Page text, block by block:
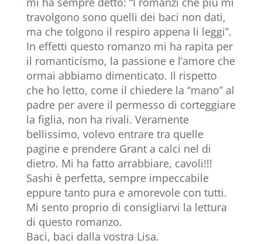
travolgono sono quelli dei baci non dati,
ma che tolgono il respiro appena li leggi”.
In effetti questo romanzo mi ha rapita per
il romanticismo, la passione e l’amore che
ormai abbiamo dimenticato. Il rispetto
che ho letto, come il chiedere la “mano” al
padre per avere il permesso di corteggiare
la figlia, non ha rivali. Veramente
bellissimo, volevo entrare tra quelle
pagine e prendere Grant a calci nel di
dietro. Mi ha fatto arrabbiare, cavoli!!!
Sashi è perfetta, sempre impeccabile
eppure tanto pura e amorevole con tutti.
Mi sento proprio di consigliarvi la lettura
di questo romanzo.
Baci, baci dalla vostra Lisa.